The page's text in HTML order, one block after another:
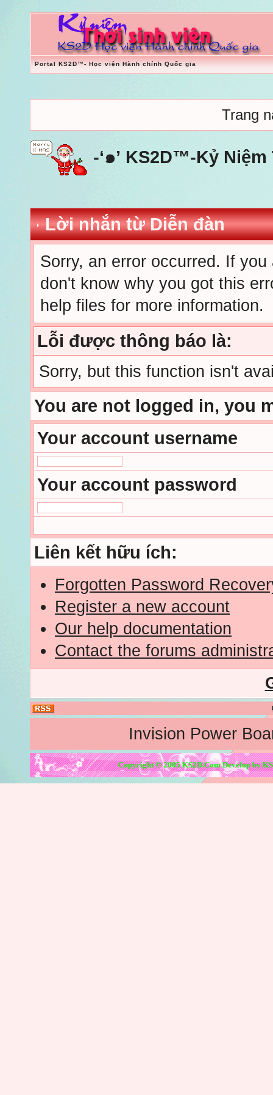
Portal KS2D™- Học viện Hành chính Quốc gia
Trang
-‘๑’ KS2D™-Kỷ
Lời nhắn từ Diễn đàn
Sorry, an error occurred. If
don't know why you got this
help files for more information.
Lỗi được thông báo là:
Sorry, but this function isn't
You are not logged in, you
Your account username
Your account password
Liên kết hữu ích:
Forgotten Password
Register a new account
Our help documentation
Contact the forums
Invision Power
Copyright © 2005 KS2D.Com Develop by